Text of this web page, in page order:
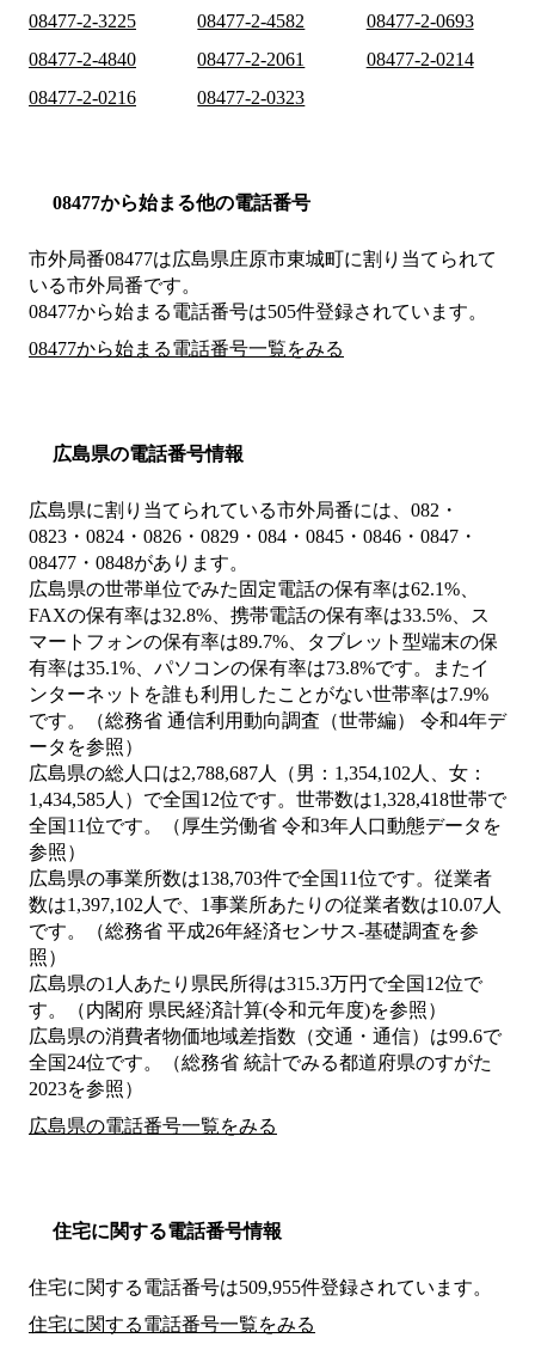
08477-2-3225
08477-2-4582
08477-2-0693
08477-2-4840
08477-2-2061
08477-2-0214
08477-2-0216
08477-2-0323
08477から始まる他の電話番号
市外局番08477は広島県庄原市東城町に割り当てられて
いる市外局番です。
08477から始まる電話番号は505件登録されています。
08477から始まる電話番号一覧をみる
広島県の電話番号情報
広島県に割り当てられている市外局番には、082・
0823・0824・0826・0829・084・0845・0846・0847・
08477・0848があります。
広島県の世帯単位でみた固定電話の保有率は62.1%、
FAXの保有率は32.8%、携帯電話の保有率は33.5%、ス
マートフォンの保有率は89.7%、タブレット型端末の保
有率は35.1%、パソコンの保有率は73.8%です。またイ
ンターネットを誰も利用したことがない世帯率は7.9%
です。（総務省 通信利用動向調査（世帯編） 令和4年デ
ータを参照）
広島県の総人口は2,788,687人（男：1,354,102人、女：
1,434,585人）で全国12位です。世帯数は1,328,418世帯で
全国11位です。（厚生労働省 令和3年人口動態データを
参照）
広島県の事業所数は138,703件で全国11位です。従業者
数は1,397,102人で、1事業所あたりの従業者数は10.07人
です。（総務省 平成26年経済センサス‐基礎調査を参
照）
広島県の1人あたり県民所得は315.3万円で全国12位で
す。（内閣府 県民経済計算(令和元年度)を参照）
広島県の消費者物価地域差指数（交通・通信）は99.6で
全国24位です。（総務省 統計でみる都道府県のすがた
2023を参照）
広島県の電話番号一覧をみる
住宅に関する電話番号情報
住宅に関する電話番号は509,955件登録されています。
住宅に関する電話番号一覧をみる